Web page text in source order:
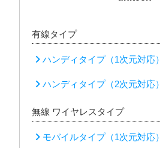
有線タイプ
ハンディタイプ（1次元対応）
ハンディタイプ（2次元対応）
無線 ワイヤレスタイプ
モバイルタイプ（1次元対応）